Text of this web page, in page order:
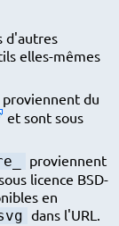
d'autres
elles-mêmes
proviennent du
et sont sous
proviennent
licence BSD-
en
dans l'URL.